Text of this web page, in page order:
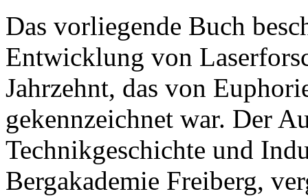
Das vorliegende Buch
Entwicklung von
Jahrzehnt, das von
gekennzeichnet war. Der
Technikgeschichte und
Bergakademie Freiberg,